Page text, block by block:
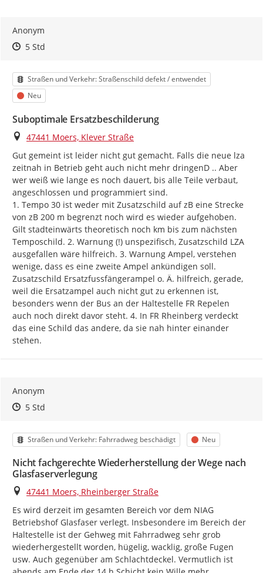
Anonym
Zeitpunkt des Erstellens
Zeitpunkt des Erstellens
5 StdZur Äußerung
Kategorie
Straßen und Verkehr: Straßenschild defekt / entwendet
Status
Neu
Suboptimale Ersatzbeschilderung
Ort
47441 Moers, Klever Straße
Gut gemeint ist leider nicht gut gemacht. Falls die neue lza
zeitnah in Betrieb geht auch nicht mehr dringenD .. Aber
wer weiß wie lange es noch dauert, bis alle Teile verbaut,
angeschlossen und programmiert sind.
1. Tempo 30 ist weder mit Zusatzschild auf zB eine Strecke
von zB 200 m begrenzt noch wird es wieder aufgehoben.
Gilt stadteinwärts theoretisch noch km bis zum nächsten
Temposchild. 2. Warnung (!) unspezifisch, Zusatzschild LZA
ausgefallen wäre hilfreich. 3. Warnung Ampel, verstehen
wenige, dass es eine zweite Ampel ankündigen soll.
Zusatzschild Ersatzfussfängerampel o. Ä. hilfreich, gerade,
weil die Ersatzampel auch nicht gut zu erkennen ist,
besonders wenn der Bus an der Haltestelle FR Repelen
auch noch direkt davor steht. 4. In FR Rheinberg verdeckt
das eine Schild das andere, da sie nah hinter einander
stehen.
Anonym
Zeitpunkt des Erstellens
Zeitpunkt des Erstellens
5 StdZur Äußerung
Kategorie
Straßen und Verkehr: Fahrradweg beschädigt Status
Neu
Nicht fachgerechte Wiederherstellung der Wege nach
Glasfaserverlegung
Ort
47441 Moers, Rheinberger Straße
Es wird derzeit im gesamten Bereich vor dem NIAG
Betriebshof Glasfaser verlegt. Insbesondere im Bereich der
Haltestelle ist der Gehweg mit Fahrradweg sehr grob
wiederhergestellt worden, hügelig, wacklig, große Fugen
usw. Auch gegenüber am Schlachtdeckel. Vermutlich ist